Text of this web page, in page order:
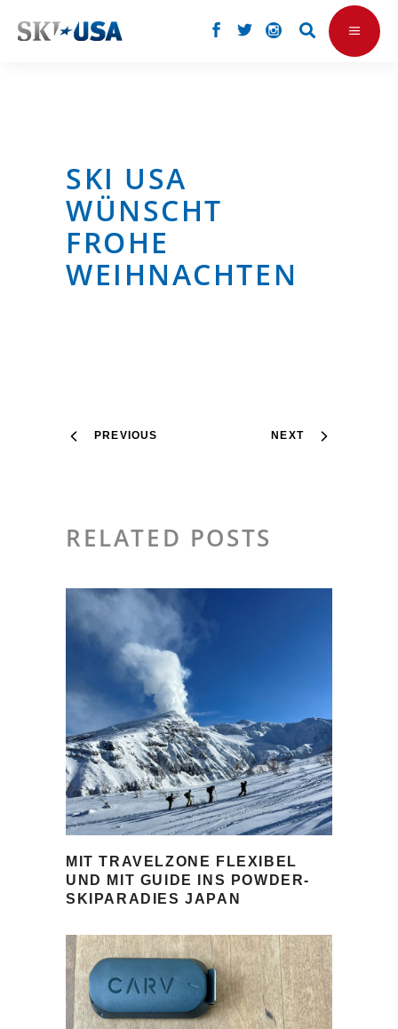
SKI USA
WÜNSCHT
FROHE
WEIHNACHTEN
PREVIOUS NEXT
RELATED POSTS
MIT TRAVELZONE FLEXIBEL
UND MIT GUIDE INS POWDER-
SKIPARADIES JAPAN